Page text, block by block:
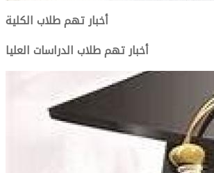
أخبار تهم طلاب الكلية
أخبار تهم طلاب الدراسات العليا